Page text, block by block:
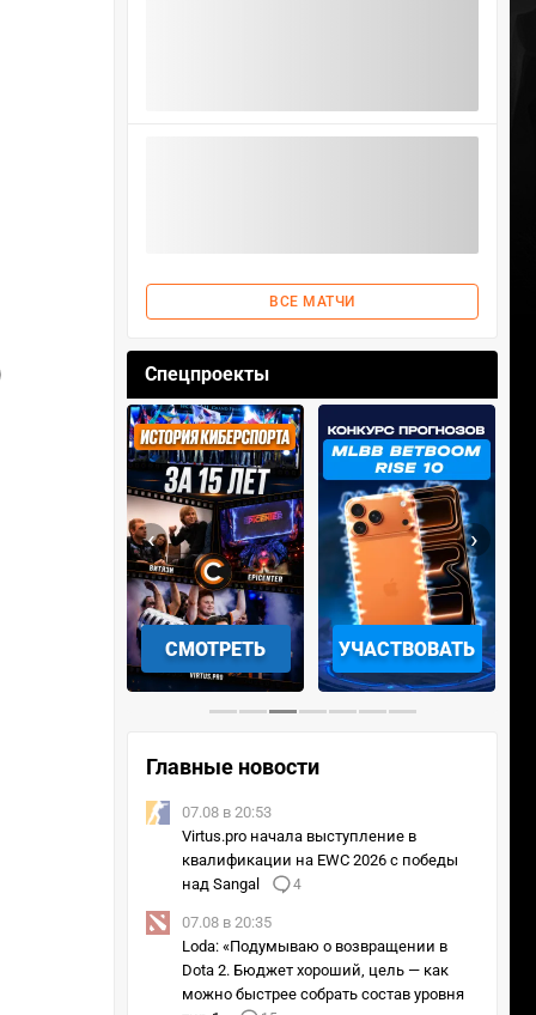
17 18 19 20 21 22
НП
22м
11м
34м
ВСЕ МАТЧИ
Спецпроекты
СМОТРЕТЬ УЧАСТВОВАТЬ
‹ ›
Главные новости
07.08 в 20:53
Virtus.pro начала выступление в
квалификации на EWC 2026 с победы
над Sangal
4
07.08 в 20:35
Loda: «Подумываю о возвращении в
Dota 2. Бюджет хороший, цель — как
можно быстрее собрать состав уровня